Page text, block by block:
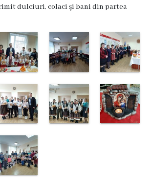
dulciuri, colaci şi bani din partea